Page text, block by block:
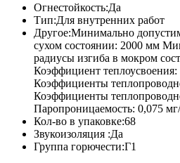
Огнестойкость:Да
Тип:Для внутренних работ
Другое:Минимально
сухом состоянии: 2000 мм
радиусы изгиба в мокром
Коэффициент
Коэффициенты
Коэффициенты
Паропроницаемость: 0,075
Кол-во в упаковке:68
Звукоизоляция :Да
Группа горючести:Г1